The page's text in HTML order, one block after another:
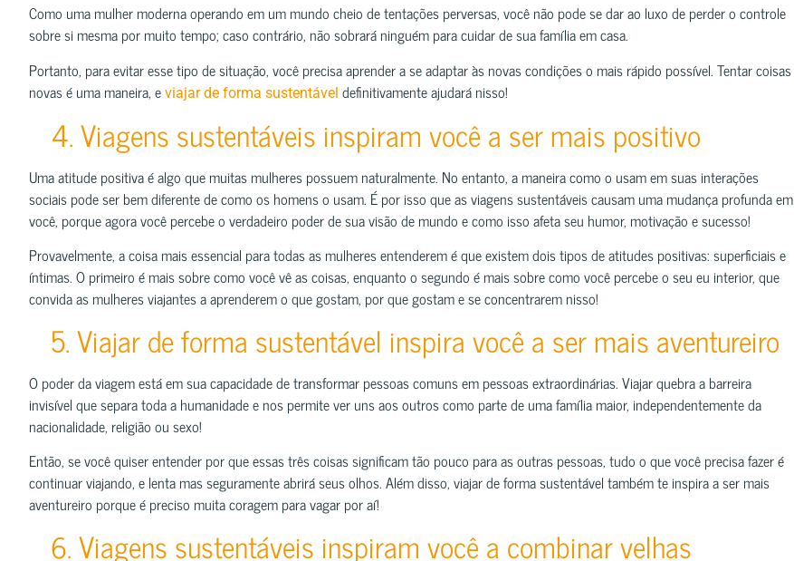
Como uma mulher moderna operando em um mundo cheio de tentações perversas, você não pode se dar ao luxo de perder o controle
sobre si mesma por muito tempo; caso contrário, não sobrará ninguém para cuidar de sua família em casa.
Portanto, para evitar esse tipo de situação, você precisa aprender a se adaptar às novas condições o mais rápido possível. Tentar coisas
novas é uma maneira, e viajar de forma sustentável definitivamente ajudará nisso!
4. Viagens sustentáveis ​​inspiram você a ser mais positivo
Uma atitude positiva é algo que muitas mulheres possuem naturalmente. No entanto, a maneira como o usam em suas interações
sociais pode ser bem diferente de como os homens o usam. É por isso que as viagens sustentáveis ​​causam uma mudança profunda em
você, porque agora você percebe o verdadeiro poder de sua visão de mundo e como isso afeta seu humor, motivação e sucesso!
Provavelmente, a coisa mais essencial para todas as mulheres entenderem é que existem dois tipos de atitudes positivas: superficiais e
íntimas. O primeiro é mais sobre como você vê as coisas, enquanto o segundo é mais sobre como você percebe o seu eu interior, que
convida as mulheres viajantes a aprenderem o que gostam, por que gostam e se concentrarem nisso!
5. Viajar de forma sustentável inspira você a ser mais aventureiro
O poder da viagem está em sua capacidade de transformar pessoas comuns em pessoas extraordinárias. Viajar quebra a barreira
invisível que separa toda a humanidade e nos permite ver uns aos outros como parte de uma família maior, independentemente da
nacionalidade, religião ou sexo!
Então, se você quiser entender por que essas três coisas significam tão pouco para as outras pessoas, tudo o que você precisa fazer é
continuar viajando, e lenta mas seguramente abrirá seus olhos. Além disso, viajar de forma sustentável também te inspira a ser mais
aventureiro porque é preciso muita coragem para vagar por aí!
6. Viagens sustentáveis inspiram você a combinar velhas